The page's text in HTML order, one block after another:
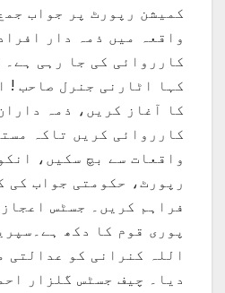
کمیشن رپورٹ پر جواب
واقعہ میں ذمہ دار
کارروائی کی جا رہی
کہا اٹارنی جنرل صاحب !
کا آغاز کریں، ذمہ
کارروائی کریں تاکہ
واقعات سے بچ سکیں،
رپورٹ، حکومتی جواب کی
فراہم کریں۔ جسٹس
پوری قوم کا دکھ
اللہ کنرانی کو عدالتی
دیا۔ چیف جسٹس گلزار